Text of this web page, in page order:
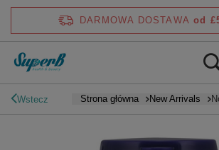
DARMOWA DOSTAWA od
Wstecz Strona główna New Arrivals